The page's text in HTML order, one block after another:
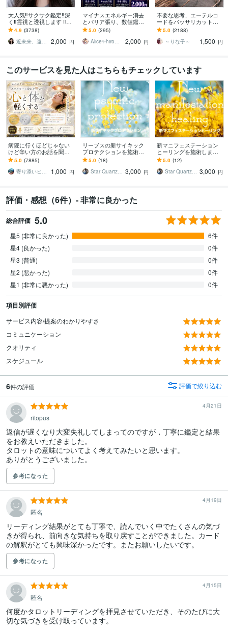
大人気‼️サクサク鑑定‼️深
く‼️霊視と透視します ‼️恋
愛、複雑な恋愛、仕事、
人間関係、人生相談/深層
霊視
4.9 (3738)
近未来、遠未来を霊透視！！占い師 紗理奈
2,000 円
マイナスエネルギー消去
とバリア張り、数値鑑定
します サイキックアタッ
ク・バンパイア・憑依を
鑑定・消去します❣
5.0 (295)
Alice✨hiroスピ認定カウンセラー
2,000 円
不要な思考、エーテルコ
ードをバッサリカットし
ます ☆不安・モヤモヤ・
依存・執着・イライラ・
手放しましょう☆
5.0 (2188)
～りな子～
1,500 円
このサービスを見た人はこちらもチェックしています
病院に行くほどじゃない
けど辛い方のお話を聞き
ます なんとなく不調が続
く方へ、やさしく整える
エネルギー調整
5.0 (7885)
寄り添いヒーラー＊haru
1,000 円
リーブスの新サイキック
プロテクションを施術し
ます （オーラの浄化と保
護＊サイキックアタック
から護ります）
5.0 (18)
Star Quartz＊スタークォーツ 3,000 円
新マニフェステーション
ヒーリングを施術します
（エネルギー整体、自己
実現・覚醒に効果があり
ます）
5.0 (12)
Star Quartz＊スタークォーツ 3,000 円
評価・感想（6件）- 非常に良かった
総合評価 5.0
星5 (非常に良かった)
6件
星4 (良かった)
0件
星3 (普通)
0件
星2 (悪かった)
0件
星1 (非常に悪かった)
0件
項目別評価
サービス内容/提案のわかりやすさ
コミュニケーション
クオリティ
スケジュール
6件の評価 評価で絞り込む
4月21日
ritopus
返信が遅くなり大変失礼してしまってのですが，丁寧に鑑定と結果
をお教えいただきました。
タロットの意味についてよく考えてみたいと思います。
ありがとうございました。
参考になった
4月19日
匿名
リーディング結果がとても丁寧で、読んでいく中でたくさんの気づ
きが得られ、前向きな気持ちを取り戻すことができました。カード
の解釈がとても興味深かったです。またお願いしたいです。
参考になった
4月15日
匿名
何度かタロットリーディングを拝見させていただき、そのたびに大
切な気づきを受け取っています。